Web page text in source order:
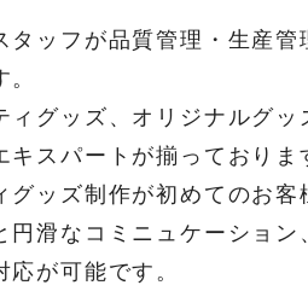
タッフが品質管理・生産管
ィグッズ、オリジナルグッ
キスパートが揃っておりま
グッズ制作が初めてのお客
円滑なコミニュケーション
応が可能です。